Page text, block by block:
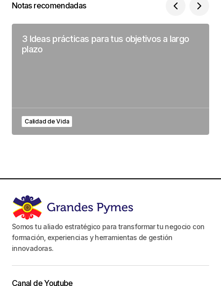
Notas recomendadas
3 Ideas prácticas para tus objetivos a largo
plazo
Calidad de Vida
Somos tu aliado estratégico para transformar tu negocio con
formación, experiencias y herramientas de gestión
innovadoras.
Canal de Youtube